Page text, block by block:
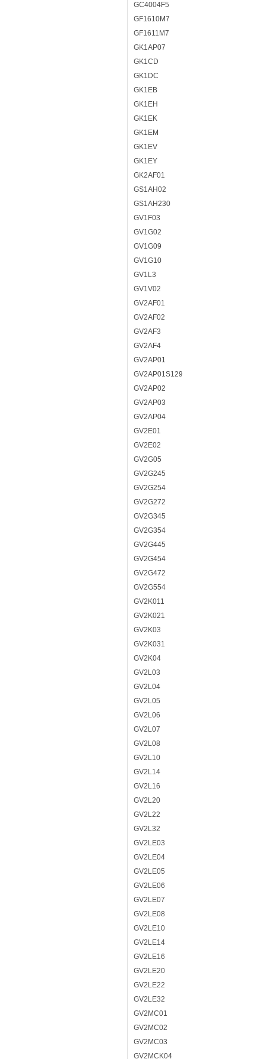
GC4004F5
GF1610M7
GF1611M7
GK1AP07
GK1CD
GK1DC
GK1EB
GK1EH
GK1EK
GK1EM
GK1EV
GK1EY
GK2AF01
GS1AH02
GS1AH230
GV1F03
GV1G02
GV1G09
GV1G10
GV1L3
GV1V02
GV2AF01
GV2AF02
GV2AF3
GV2AF4
GV2AP01
GV2AP01S129
GV2AP02
GV2AP03
GV2AP04
GV2E01
GV2E02
GV2G05
GV2G245
GV2G254
GV2G272
GV2G345
GV2G354
GV2G445
GV2G454
GV2G472
GV2G554
GV2K011
GV2K021
GV2K03
GV2K031
GV2K04
GV2L03
GV2L04
GV2L05
GV2L06
GV2L07
GV2L08
GV2L10
GV2L14
GV2L16
GV2L20
GV2L22
GV2L32
GV2LE03
GV2LE04
GV2LE05
GV2LE06
GV2LE07
GV2LE08
GV2LE10
GV2LE14
GV2LE16
GV2LE20
GV2LE22
GV2LE32
GV2MC01
GV2MC02
GV2MC03
GV2MCK04